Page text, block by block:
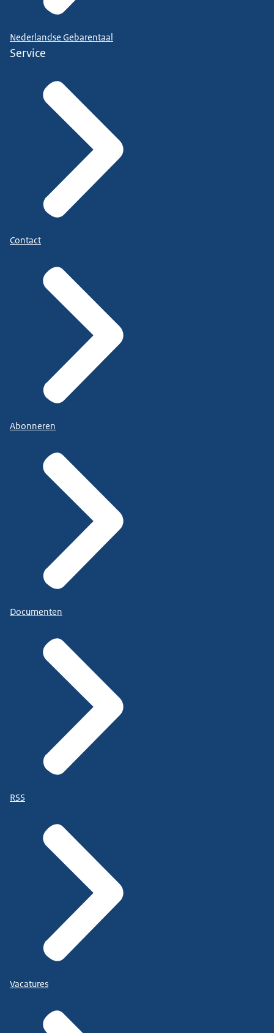
Nederlandse Gebarentaal
Service
Contact
Abonneren
Documenten
RSS
Vacatures